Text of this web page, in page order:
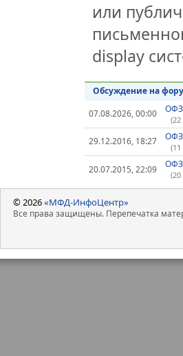
или
display
Обсуждение на
07.08.2026, 00:00
ОФЗ
29.12.2016, 18:27 ОФЗ
20.07.2015, 22:09 ОФЗ
© 2026«МФД-ИнфоЦентр»
Все права защищены. Перепечатка